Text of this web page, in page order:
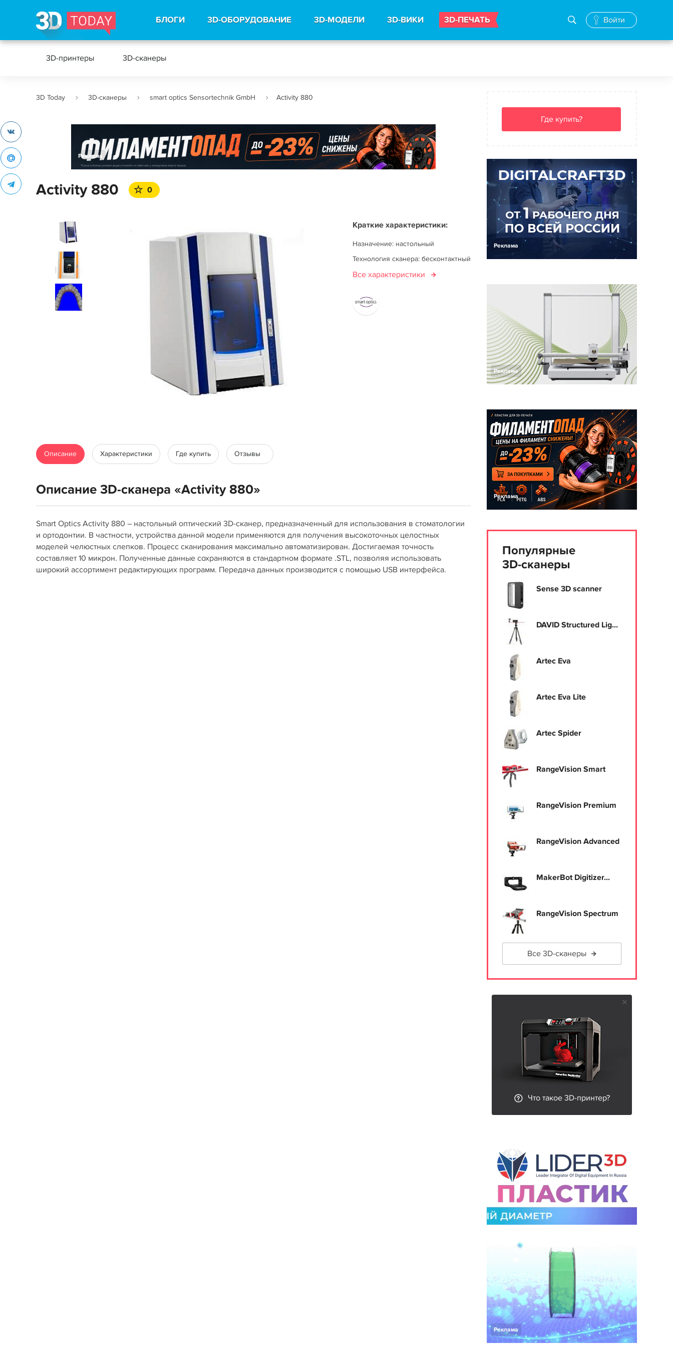
БЛОГИ 3D-ОБОРУДОВАНИЕ 3D-МОДЕЛИ 3D-ВИКИ 3D-ПЕЧАТЬ Войти
3D-принтеры 3D-сканеры
3D Today 3D-сканеры smart optics Sensortechnik GmbH Activity 880
Реклама
Activity 880 0
Краткие характеристики:
Назначение: настольный
Технология сканера: бесконтактный
Все характеристики
Описание Характеристики Где купить Отзывы
Описание 3D-сканера «Activity 880»
Smart Optics Activity 880 – настольный оптический 3D-сканер, предназначенный для использования в стоматологии
и ортодонтии. В частности, устройства данной модели применяются для получения высокоточных целостных
моделей челюстных слепков. Процесс сканирования максимально автоматизирован. Достигаемая точность
составляет 10 микрон. Полученные данные сохраняются в стандартном формате .STL, позволяя использовать
широкий ассортимент редактирующих программ. Передача данных производится с помощью USB интерфейса.
Где купить?
Реклама
Реклама
Реклама
Популярные
3D-сканеры
Sense 3D scanner
DAVID Structured Lig...
Artec Eva
Artec Eva Lite
Artec Spider
RangeVision Smart
RangeVision Premium
RangeVision Advanced
MakerBot Digitizer...
RangeVision Spectrum
Все 3D-сканеры
Что такое 3D-принтер?
Реклама